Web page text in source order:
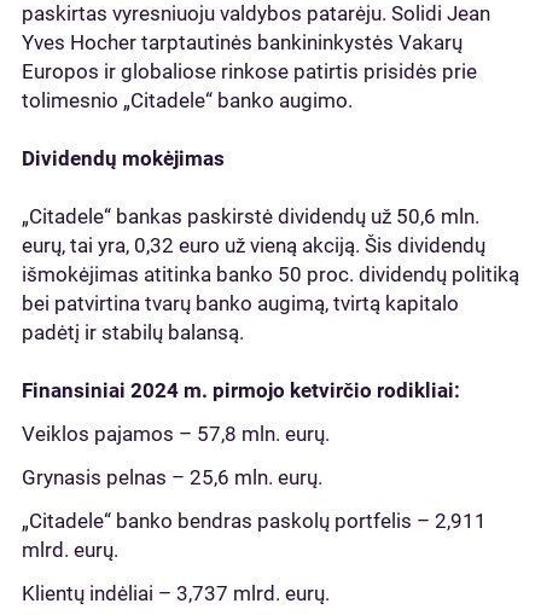
paskirtas vyresniuoju valdybos patarėju. Solidi Jean
Yves Hocher tarptautinės bankininkystės Vakarų
Europos ir globaliose rinkose patirtis prisidės prie
tolimesnio „Citadele“ banko augimo.
Dividendų mokėjimas
„Citadele“ bankas paskirstė dividendų už 50,6 mln.
eurų, tai yra, 0,32 euro už vieną akciją. Šis dividendų
išmokėjimas atitinka banko 50 proc. dividendų politiką
bei patvirtina tvarų banko augimą, tvirtą kapitalo
padėtį ir stabilų balansą.
Finansiniai 2024 m. pirmojo ketvirčio rodikliai:
Veiklos pajamos – 57,8 mln. eurų.
Grynasis pelnas – 25,6 mln. eurų.
„Citadele“ banko bendras paskolų portfelis – 2,911
mlrd. eurų.
Klientų indėliai – 3,737 mlrd. eurų.